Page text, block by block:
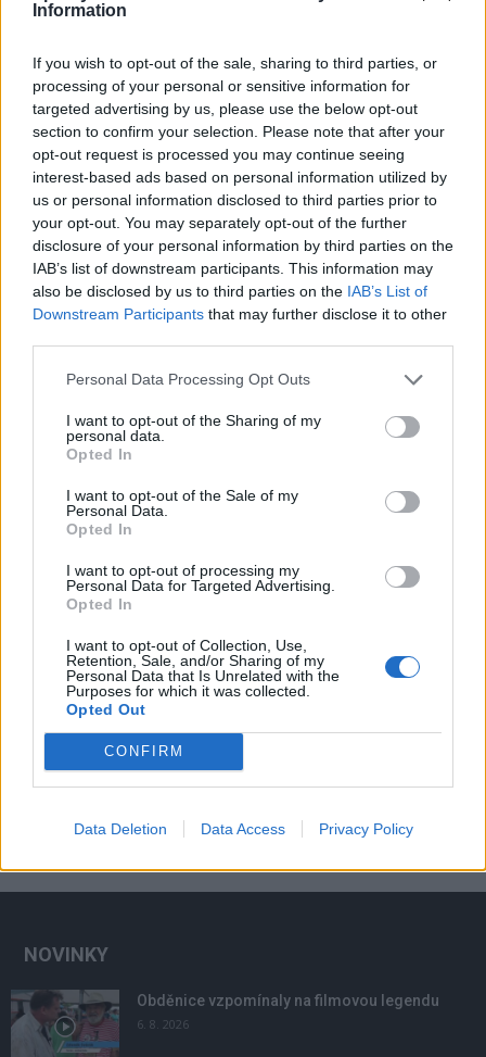
Information
If you wish to opt-out of the sale, sharing to third parties, or
processing of your personal or sensitive information for
targeted advertising by us, please use the below opt-out
section to confirm your selection. Please note that after your
opt-out request is processed you may continue seeing
interest-based ads based on personal information utilized by
us or personal information disclosed to third parties prior to
your opt-out. You may separately opt-out of the further
disclosure of your personal information by third parties on the
IAB’s list of downstream participants. This information may
also be disclosed by us to third parties on the IAB’s List of
Downstream Participants that may further disclose it to other
Personal Data Processing Opt Outs
I want to opt-out of the Sharing of my
personal data.
Opted In
I want to opt-out of the Sale of my
Personal Data.
Opted In
I want to opt-out of processing my
Personal Data for Targeted Advertising.
Opted In
I want to opt-out of Collection, Use,
Retention, Sale, and/or Sharing of my
Personal Data that Is Unrelated with the
Purposes for which it was collected.
Opted Out
CONFIRM
Data Deletion Data Access Privacy Policy
Předchozí článek
v Rožmitále
SOUVISEJÍCÍ ČLÁNKY
VÍCE OD AUTORA
Většina koupališť na Příbramsku nabízí
výborné podmínky. Horší voda je jen na
Živohošti
Zpravodajství
Zpravodajství
Středočeský kraj upravil pravidla soutěže.
Obce nově získají body i za předcházení
vzniku odpadu
NOVINKY
Obděnice vzpomínaly na filmovou legendu
6. 8. 2026